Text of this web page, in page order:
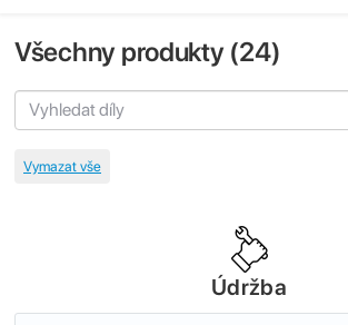
Všechny produkty (24)
Údržba